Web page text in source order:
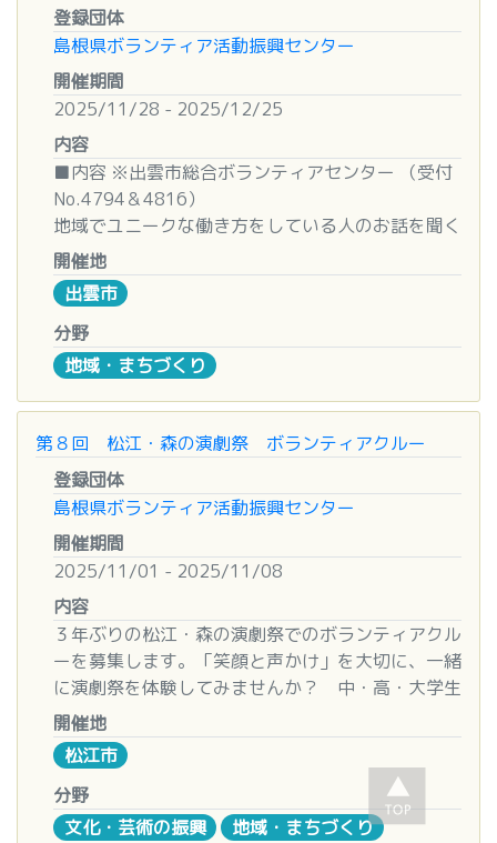
◆申込方法
し、メールかファックスで下記あてにお送りくださ
い。
なお、保護者同意書はファックスでお送りいただい
ても構いません。
◆その他
ボランティア役員の皆様には、実行委員会で傷害保
険に加入いたします。
感染症や疫病その他基礎疾患等には保険適用対象外
です。
上記詳細等については、ボランティア研修会時に説
明いたします。
◆留意事項
詳細については、HPでご確認ください。
◆申込先・問合せ先
国宝松江城マラソン実行委員会事務局
〒 690-0015
島根県松江市上乃木 10-4-1 松江市営陸上競技場
内
TEL / FAX : 0852-22-7878
Mail：info@matsuejo-marathon.jp
■対象
養成講座を修了し、修了後、観光ボランティアガ
イドとして活動可能な方
■募集人員
１５名
■申込方法
にてお申し込みください。
・詳しくは松江観光協会 ガイド受付窓口までお問
い合わせください。
■申込締切
令和７年１１月２８日（金）１７：００※必着
■お問い合わせ先
一般社団法人 松江観光協会 ガイド受付窓口
〒690-0874 島根県松江市中原町19
TEL：0852-26-2011 FAX：0852-26-6869
Mail：guide@kankou-matsue.jp
登録団体
島根県ボランティア活動振興センター
開催期間
2025/11/28 - 2025/12/25
内容
■内容 ※出雲市総合ボランティアセンター （受付
No.4794＆4816）
地域でユニークな働き方をしている人のお話を聞く
イベントの準備片付け、概要作成のお手伝いです。
■日時
①１１月２８日（金） １７：３０～２０：３０
ゲスト：朔のカンパーニュさん
②１２月２６日（金） １７：３０～２０：３０
ゲスト：イマジンコーヒーさん
■場所
発酵文化研究所（出雲市今市町１３７４）
■その他
事前連絡、軽食あり
■お問い合わせ先
出雲市総合ボランティアセンター
島根県出雲市松寄下町７０３－１
※土日もＯＫ♪（朝９時～夕６時まで）
開催地
出雲市
分野
地域・まちづくり
第８回 松江・森の演劇祭 ボランティアクルー
登録団体
島根県ボランティア活動振興センター
開催期間
2025/11/01 - 2025/11/08
内容
３年ぶりの松江・森の演劇祭でのボランティアクル
ーを募集します。「笑顔と声かけ」を大切に、一緒
に演劇祭を体験してみませんか？ 中・高・大学生
も歓迎します！
■日時
２０２５年１１月１日（土）～３日（月・祝日）、
８日（土）
開催地
松江市
分野
文化・芸術の振興
地域・まちづくり